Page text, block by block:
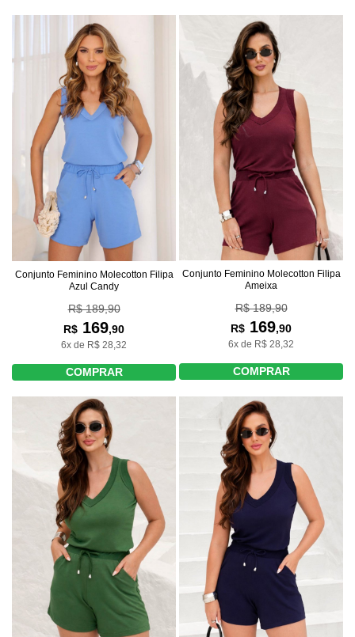
Conjunto Feminino Molecotton Filipa
Azul Candy
R$ 189,90
R$ 169,90
6x de R$ 28,32
COMPRAR
Conjunto Feminino Molecotton Filipa
Ameixa
R$ 189,90
R$ 169,90
6x de R$ 28,32
COMPRAR